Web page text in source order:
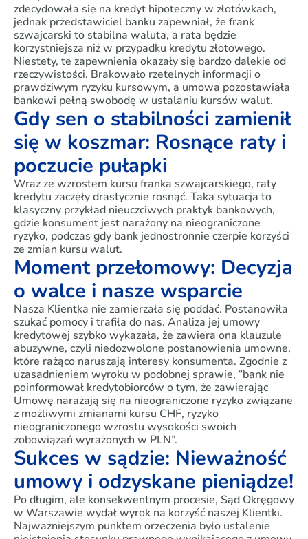
zdecydowała się na kredyt hipoteczny w złotówkach,
jednak przedstawiciel banku zapewniał, że frank
szwajcarski to stabilna waluta, a rata będzie
korzystniejsza niż w przypadku kredytu złotowego.
Niestety, te zapewnienia okazały się bardzo dalekie od
rzeczywistości. Brakowało rzetelnych informacji o
prawdziwym ryzyku kursowym, a umowa pozostawiała
bankowi pełną swobodę w ustalaniu kursów walut.
Gdy sen o stabilności zamienił
się w koszmar: Rosnące raty i
poczucie pułapki
Wraz ze wzrostem kursu franka szwajcarskiego, raty
kredytu zaczęły drastycznie rosnąć. Taka sytuacja to
klasyczny przykład nieuczciwych praktyk bankowych,
gdzie konsument jest narażony na nieograniczone
ryzyko, podczas gdy bank jednostronnie czerpie korzyści
ze zmian kursu walut.
Moment przełomowy: Decyzja
o walce i nasze wsparcie
Nasza Klientka nie zamierzała się poddać. Postanowiła
szukać pomocy i trafiła do nas. Analiza jej umowy
kredytowej szybko wykazała, że zawiera ona klauzule
abuzywne, czyli niedozwolone postanowienia umowne,
które rażąco naruszają interesy konsumenta. Zgodnie z
uzasadnieniem wyroku w podobnej sprawie, “bank nie
poinformował kredytobiorców o tym, że zawierając
Umowę narażają się na nieograniczone ryzyko związane
z możliwymi zmianami kursu CHF, ryzyko
nieograniczonego wzrostu wysokości swoich
zobowiązań wyrażonych w PLN”.
Sukces w sądzie: Nieważność
umowy i odzyskane pieniądze!
Po długim, ale konsekwentnym procesie, Sąd Okręgowy
w Warszawie wydał wyrok na korzyść naszej Klientki.
Najważniejszym punktem orzeczenia było ustalenie